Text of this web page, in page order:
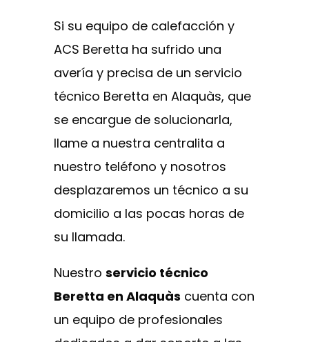
Si su equipo de calefacción y
ACS Beretta ha sufrido una
avería y precisa de un servicio
técnico Beretta en Alaquàs, que
se encargue de solucionarla,
llame a nuestra centralita a
nuestro teléfono y nosotros
desplazaremos un técnico a su
domicilio a las pocas horas de
su llamada.
Nuestro servicio técnico
Beretta en Alaquàs cuenta con
un equipo de profesionales